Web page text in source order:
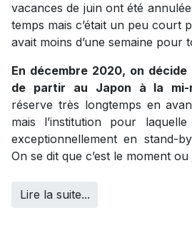
vacances de juin ont été
temps mais c’était un peu court
avait moins d’une semaine pour
En décembre 2020, on
de partir au Japon à la mi-
réserve très longtemps en
mais l’institution pour
exceptionnellement en stand-
On se dit que c’est le moment ou
Lire la suite...